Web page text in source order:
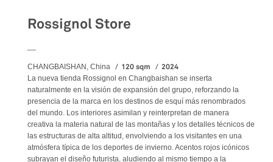
Rossignol Store
CHANGBAISHAN, China 120 sqm 2024
La nueva tienda Rossignol en Changbaishan se inserta
naturalmente en la visión de expansión del grupo, reforzando la
presencia de la marca en los destinos de esquí más renombrados
del mundo. Los interiores asimilan y reinterpretan de manera
creativa la materia natural de las montañas y los detalles técnicos de
las estructuras de alta altitud, envolviendo a los visitantes en una
atmósfera típica de los deportes de invierno. Acentos rojos icónicos
subrayan el diseño futurista, aludiendo al mismo tiempo a la